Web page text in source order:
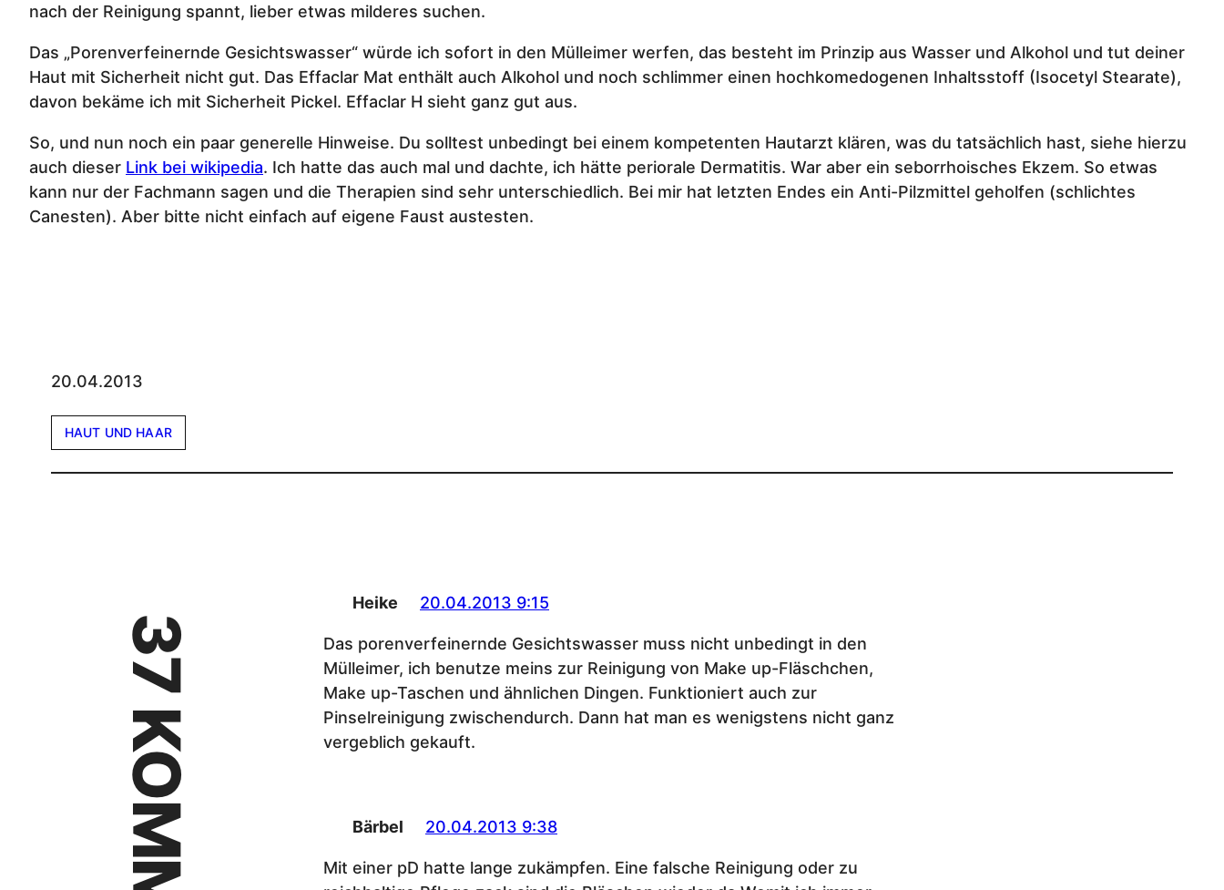
nach der Reinigung spannt, lieber etwas milderes suchen.
Das „Porenverfeinernde Gesichtswasser“ würde ich sofort in den Mülleimer werfen, das besteht im Prinzip aus Wasser und Alkohol und tut deiner
Haut mit Sicherheit nicht gut. Das Effaclar Mat enthält auch Alkohol und noch schlimmer einen hochkomedogenen Inhaltsstoff (Isocetyl Stearate),
davon bekäme ich mit Sicherheit Pickel. Effaclar H sieht ganz gut aus.
So, und nun noch ein paar generelle Hinweise. Du solltest unbedingt bei einem kompetenten Hautarzt klären, was du tatsächlich hast, siehe hierzu
auch dieser Link bei wikipedia. Ich hatte das auch mal und dachte, ich hätte periorale Dermatitis. War aber ein seborrhoisches Ekzem. So etwas
kann nur der Fachmann sagen und die Therapien sind sehr unterschiedlich. Bei mir hat letzten Endes ein Anti-Pilzmittel geholfen (schlichtes
Canesten). Aber bitte nicht einfach auf eigene Faust austesten.
20.04.2013
HAUT UND HAAR
Heike 20.04.2013 9:15
Das porenverfeinernde Gesichtswasser muss nicht unbedingt in den
Mülleimer, ich benutze meins zur Reinigung von Make up-Fläschchen,
Make up-Taschen und ähnlichen Dingen. Funktioniert auch zur
Pinselreinigung zwischendurch. Dann hat man es wenigstens nicht ganz
vergeblich gekauft.
Bärbel 20.04.2013 9:38
Mit einer pD hatte lange zukämpfen. Eine falsche Reinigung oder zu